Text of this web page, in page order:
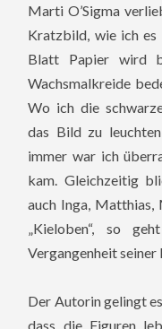
Marti O’Sigma
Kratzbild, wie ich es
Blatt Papier wird
Wachsmalkreide
Wo ich die
das Bild zu
immer war ich
kam. Gleichzeitig
auch Inga,
„Kieloben“, so
Vergangenheit
Der Autorin gelingt
dass die Figuren